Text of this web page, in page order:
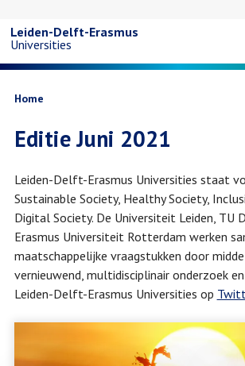
naar
inhoud
gaan
Leiden-Delft-Erasmus
Universities
Kruimelpad
Home
Editie Juni 2021
Leiden-Delft-Erasmus Universities staat
Sustainable Society, Healthy Society,
Digital Society. De Universiteit Leiden, TU
Erasmus Universiteit Rotterdam werken
maatschappelijke vraagstukken door
vernieuwend, multidisciplinair onderzoek
Leiden-Delft-Erasmus Universities op